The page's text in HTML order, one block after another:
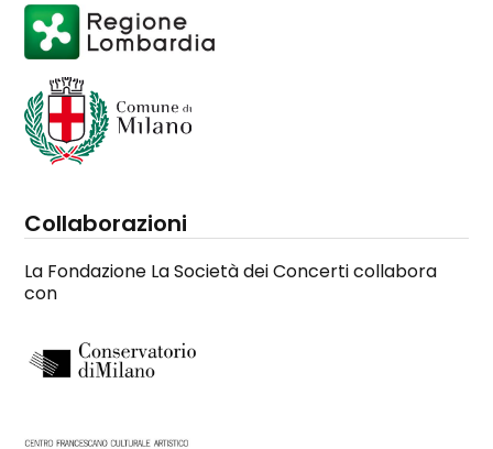
Collaborazioni
La Fondazione La Società dei Concerti collabora
con